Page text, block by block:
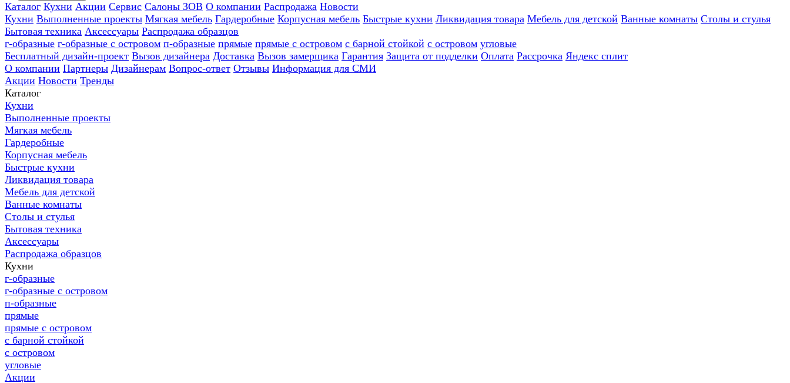
Каталог Кухни Акции Сервис Салоны ЗОВ О компании Распродажа Новости
Кухни Выполненные проекты Мягкая мебель Гардеробные Корпусная мебель Быстрые кухни Ликвидация товара Мебель для детской Ванные комнаты Столы и стулья
Бытовая техника Аксессуары Распродажа образцов
г-образные г-образные с островом п-образные прямые прямые с островом с барной стойкой с островом угловые
Бесплатный дизайн-проект Вызов дизайнера Доставка Вызов замерщика Гарантия Защита от подделки Оплата Рассрочка Яндекс сплит
О компании Партнеры Дизайнерам Вопрос-ответ Отзывы Информация для СМИ
Акции Новости Тренды
Каталог
Кухни
Выполненные проекты
Мягкая мебель
Гардеробные
Корпусная мебель
Быстрые кухни
Ликвидация товара
Мебель для детской
Ванные комнаты
Столы и стулья
Бытовая техника
Аксессуары
Распродажа образцов
Кухни
г-образные
г-образные с островом
п-образные
прямые
прямые с островом
с барной стойкой
с островом
угловые
Акции